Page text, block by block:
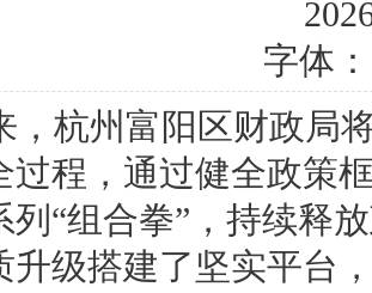
字体：
，杭州富阳区财政局
过程，通过健全政策
列“组合拳”，持续释
升级搭建了坚实平台